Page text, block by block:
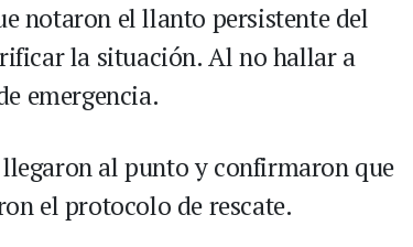
notaron el llanto persistente del
la situación. Al no hallar a
emergencia.
al punto y confirmaron que
el protocolo de rescate.